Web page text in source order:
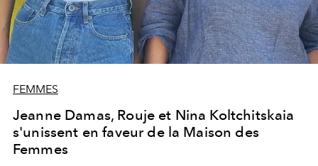
FEMMES
Jeanne Damas, Rouje et Nina Koltchitskaia
s'unissent en faveur de la Maison des
Femmes